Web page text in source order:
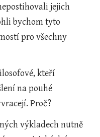
jejich
bychom tyto
pro všechny
kteří
na pouhé
Proč?
výkladech nutně